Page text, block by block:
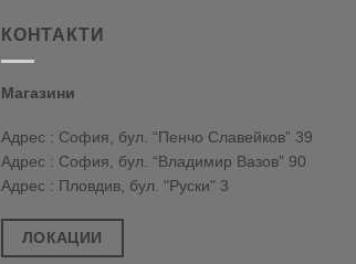
КОНТАКТИ
Магазини
Адрес : София, бул. “Пенчо Славейков” 39
Адрес : София, бул. “Владимир Вазов” 90
Адрес : Пловдив, бул. "Руски" 3
ЛОКАЦИИ